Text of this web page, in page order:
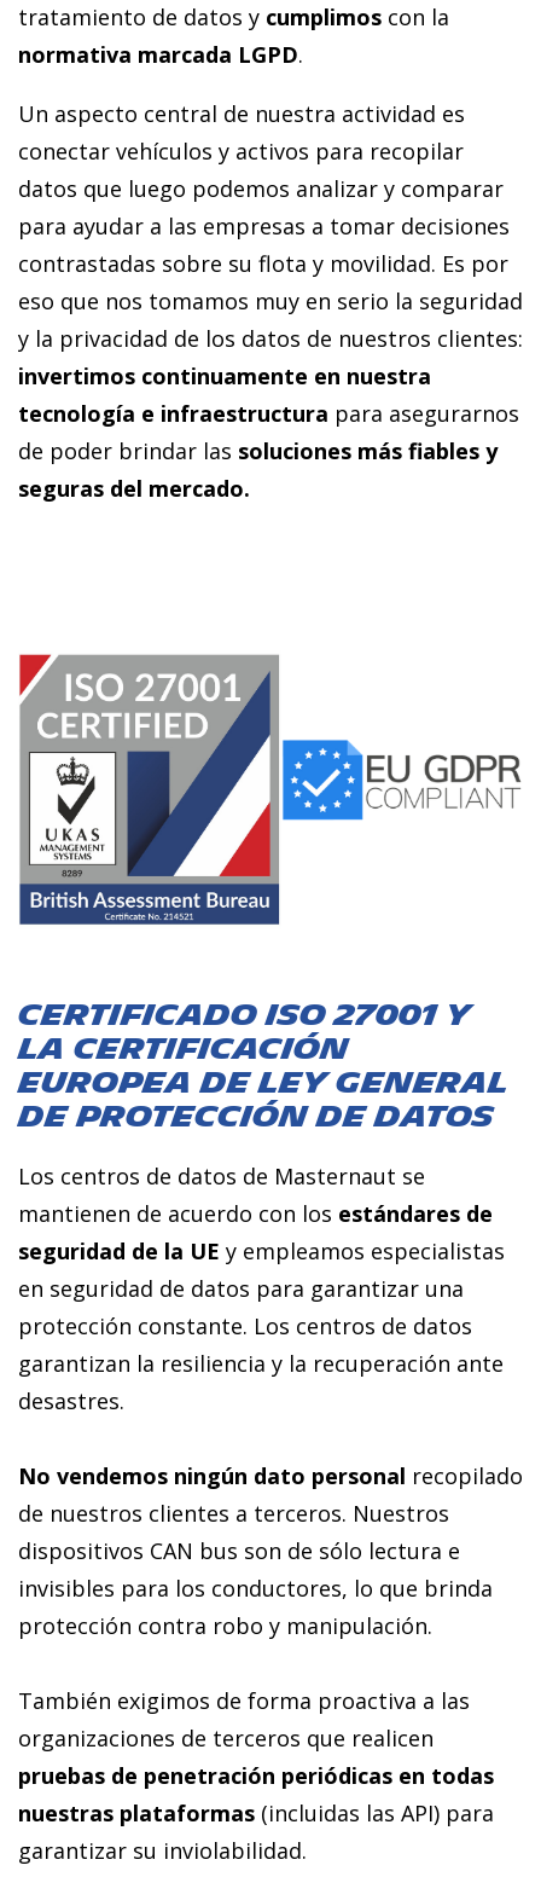
tratamiento de datos y cumplimos con la
normativa marcada LGPD.
Un aspecto central de nuestra actividad es
conectar vehículos y activos para recopilar
datos que luego podemos analizar y comparar
para ayudar a las empresas a tomar decisiones
contrastadas sobre su flota y movilidad. Es por
eso que nos tomamos muy en serio la seguridad
y la privacidad de los datos de nuestros clientes:
invertimos continuamente en nuestra
tecnología e infraestructura para asegurarnos
de poder brindar las soluciones más fiables y
seguras del mercado.
certificado iso 27001 y
la certificación
europea de ley general
de protección de datos
Los centros de datos de Masternaut se
mantienen de acuerdo con los estándares de
seguridad de la UE y empleamos especialistas
en seguridad de datos para garantizar una
protección constante. Los centros de datos
garantizan la resiliencia y la recuperación ante
desastres.
No vendemos ningún dato personal recopilado
de nuestros clientes a terceros. Nuestros
dispositivos CAN bus son de sólo lectura e
invisibles para los conductores, lo que brinda
protección contra robo y manipulación.
También exigimos de forma proactiva a las
organizaciones de terceros que realicen
pruebas de penetración periódicas en todas
nuestras plataformas (incluidas las API) para
garantizar su inviolabilidad.